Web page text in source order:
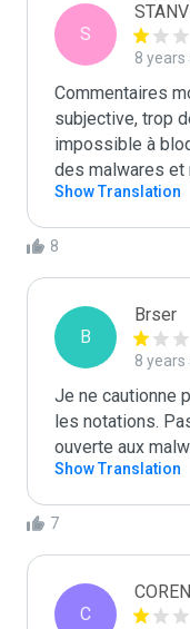
S
8 years
Commentaires
subjective, trop
impossible à
des malwares
Show Translation
8
B
Brser
8 years
Je ne cautionne
les notations.
ouverte aux
Show Translation
7
C